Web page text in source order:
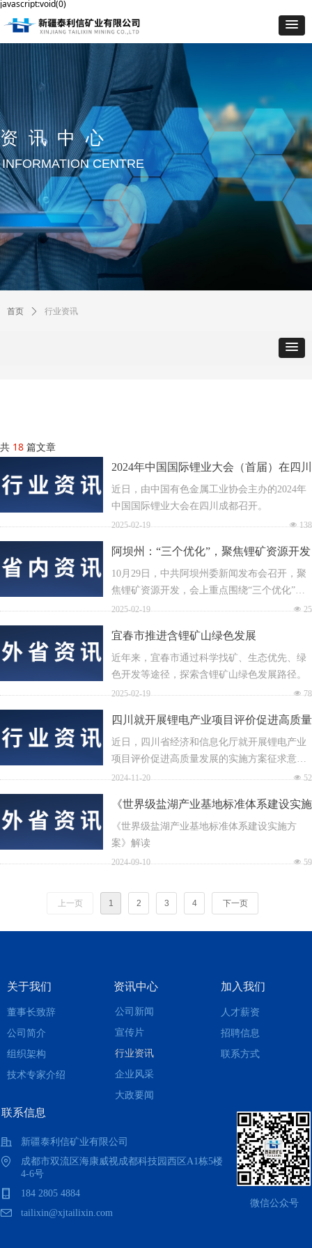
javascript:void(0)
首页 ꄲ 行业资讯
共 18 篇文章
2024年中国国际锂业大会（首届）在四川
成都召开
近日，由中国有色金属工业协会主办的2024年
中国国际锂业大会在四川成都召开。
넶 138
2025-02-19
阿坝州：“三个优化”，聚焦锂矿资源开发
10月29日，中共阿坝州委新闻发布会召开，聚
焦锂矿资源开发，会上重点围绕“三个优化”展
开介绍。
넶 25
2025-02-19
宜春市推进含锂矿山绿色发展
近年来，宜春市通过科学找矿、生态优先、绿
色开发等途径，探索含锂矿山绿色发展路径。
넶 78
2025-02-19
四川就开展锂电产业项目评价促进高质量
发展的实施方案征求意见
近日，四川省经济和信息化厅就开展锂电产业
项目评价促进高质量发展的实施方案征求意
见。
넶 52
2024-11-20
《世界级盐湖产业基地标准体系建设实施
方案》解读
《世界级盐湖产业基地标准体系建设实施方
案》解读
넶 59
2024-09-10
上一页 1 2 3 4 下一页
资讯中心
INFORMATION CENTRE
关于我们
董事长致辞
公司简介
组织架构
技术专家介绍
资讯中心
公司新闻
宣传片
行业资讯
企业风采
大政要闻
加入我们
人才薪资
招聘信息
联系方式
联系信息
新疆泰利信矿业有限公司
成都市双流区海康威视成都科技园西区A1栋5楼
4-6号
184 2805 4884
tailixin@xjtailixin.com
微信公众号